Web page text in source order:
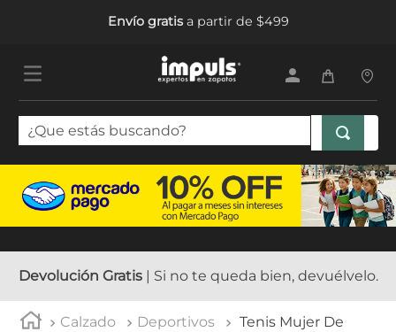
Envío gratisa partir de $499
¿Que estás buscando?
Devolución Gratis| Si no te queda bien, devuélvelo.
Calzado Deportivos
Tenis Mujer De
TÉRMINOS MÁS BUSCADOS
1.
sandalias mujer
tenis hombre
5. tenis